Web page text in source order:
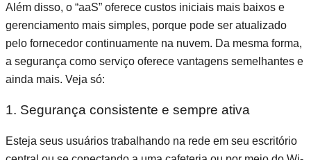
Além disso, o “aaS” oferece custos iniciais mais baixos e
gerenciamento mais simples, porque pode ser atualizado
pelo fornecedor continuamente na nuvem. Da mesma forma,
a segurança como serviço oferece vantagens semelhantes e
ainda mais. Veja só:
1. Segurança consistente e sempre ativa
Esteja seus usuários trabalhando na rede em seu escritório